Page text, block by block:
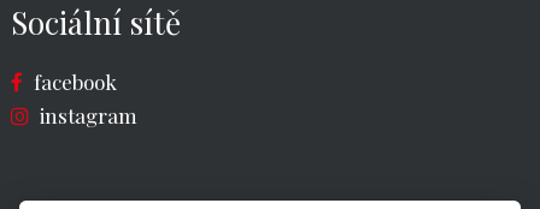
Sociální sítě
facebook
instagram